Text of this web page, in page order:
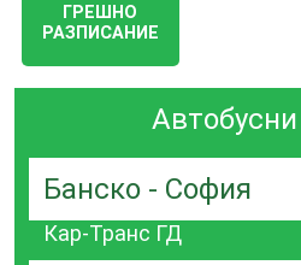
ГРЕШНО
РАЗПИСАНИЕ
Банско - София
Кар-Транс ГД